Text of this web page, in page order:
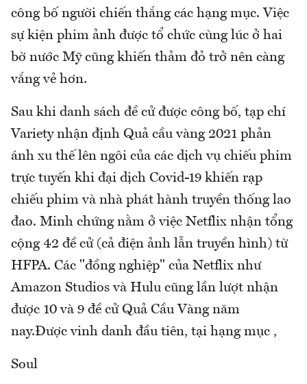
công bố người chiến thắng các hạng mục. Việc
sự kiện phim ảnh được tổ chức cùng lúc ở hai
bờ nước Mỹ cũng khiến thảm đỏ trở nên càng
vắng vẻ hơn.
Sau khi danh sách đề cử được công bố, tạp chí
Variety nhận định Quả cầu vàng 2021 phản
ánh xu thế lên ngôi của các dịch vụ chiếu phim
trực tuyến khi đại dịch Covid-19 khiến rạp
chiếu phim và nhà phát hành truyền thống lao
đao. Minh chứng nằm ở việc Netflix nhận tổng
cộng 42 đề cử (cả điện ảnh lẫn truyền hình) từ
HFPA. Các "đồng nghiệp" của Netflix như
Amazon Studios và Hulu cũng lần lượt nhận
được 10 và 9 đề cử Quả Cầu Vàng năm
nay.Được vinh danh đầu tiên, tại hạng mục ,
Soul